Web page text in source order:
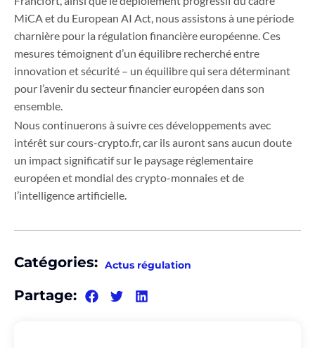
MiCA et du European AI Act, nous assistons à une période
charnière pour la régulation financière européenne. Ces
mesures témoignent d’un équilibre recherché entre
innovation et sécurité – un équilibre qui sera déterminant
pour l’avenir du secteur financier européen dans son
ensemble.
Nous continuerons à suivre ces développements avec
intérêt sur cours-crypto.fr, car ils auront sans aucun doute
un impact significatif sur le paysage réglementaire
européen et mondial des crypto-monnaies et de
l’intelligence artificielle.
Catégories: Actus régulation
Partage: